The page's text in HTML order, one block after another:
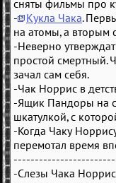
сняты фильмы про
-
Кукла Чака.
на атомы, а вторым
-Неверно
простой смертный.
зачал сам себя.
-Чак Норрис в
-Ящик Пандоры на
шкатулкой, с
-Когда Чаку
перемотал время
-Слезы Чака